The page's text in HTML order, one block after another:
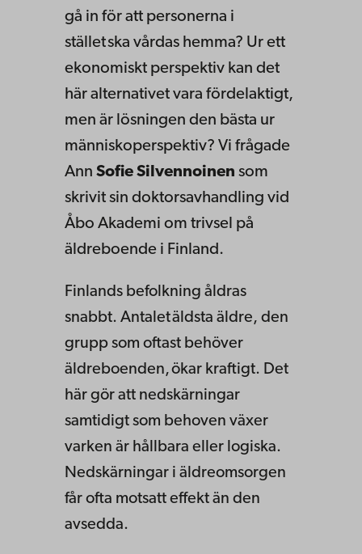
gå in för att personerna i
stället ska vårdas hemma? Ur ett
ekonomiskt perspektiv kan det
här alternativet vara fördelaktigt,
men är lösningen den bästa ur
människoperspektiv? Vi frågade
Ann Sofie Silvennoinen som
skrivit sin doktorsavhandling vid
Åbo Akademi om trivsel på
äldreboende i Finland.
Finlands befolkning åldras
snabbt. Antalet äldsta äldre, den
grupp som oftast behöver
äldreboenden, ökar kraftigt. Det
här gör att nedskärningar
samtidigt som behoven växer
varken är hållbara eller logiska.
Nedskärningar i äldreomsorgen
får ofta motsatt effekt än den
avsedda.